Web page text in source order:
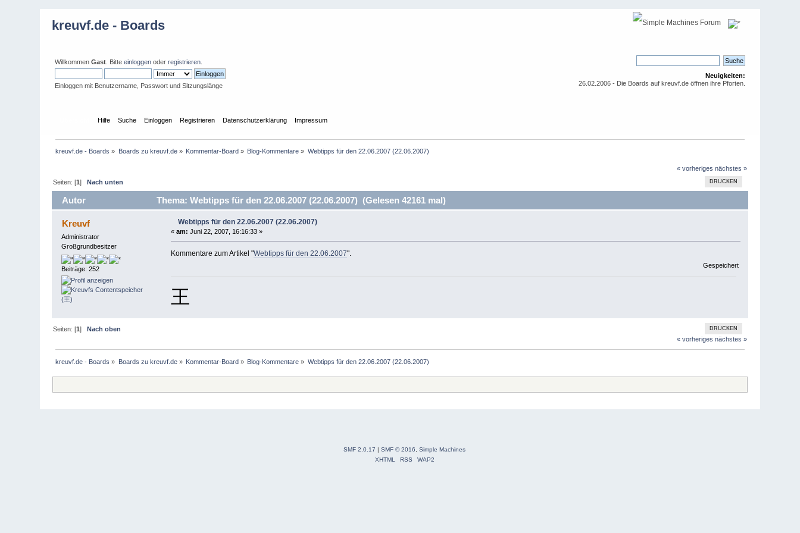
kreuvf.de - Boards
WillkommenGast . Bitteeinloggen oderregistrieren
Einloggen mit Benutzername, Passwort und Sitzungslänge
Neuigkeiten:
26.02.2006 - Die Boards auf kreuvf.de öffnen ihre Pforten.
Hilfe Suche Einloggen Registrieren Datenschutzerklärung Impressum
kreuvf.de - Boards » Boards zu kreuvf.de» Kommentar-Board » Blog-Kommentare » Webtipps für den 22.06.2007 (22.06.2007)
« vorheriges nächstes »
DRUCKEN
Seiten: [1]Nach unten
Autor Thema: Webtipps für den 22.06.2007 (22.06.2007) (Gelesen 42161 mal)
Kreuvf
Administrator
Großgrundbesitzer
Beiträge: 252
Webtipps für den 22.06.2007 (22.06.2007)
« am: Juni 22, 2007, 16:16:33 »
Kommentare zum Artikel "Webtipps für den 22.06.2007".
Gespeichert
王
DRUCKEN
Seiten: [1]Nach oben
« vorheriges nächstes »
kreuvf.de - Boards » Boards zu kreuvf.de» Kommentar-Board » Blog-Kommentare » Webtipps für den 22.06.2007 (22.06.2007)
SMF 2.0.17 | SMF © 2016
Simple Machines
XHTML
RSS WAP2